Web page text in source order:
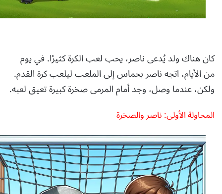
كان هناك ولد يُدعى ناصر، يحب لعب الكرة كثيرًا. في يوم
من الأيام، اتجه ناصر بحماس إلى الملعب ليلعب كرة القدم.
ولكن، عندما وصل، وجد أمام المرمى صخرة كبيرة تعيق لعبه.
المحاولة الأولى: ناصر والصخرة